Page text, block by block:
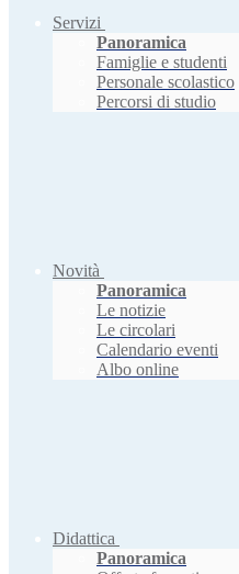
Servizi
Panoramica
Famiglie e studenti
Personale scolastico
Percorsi di studio
Novità
Panoramica
Le notizie
Le circolari
Calendario eventi
Albo online
Didattica
Panoramica